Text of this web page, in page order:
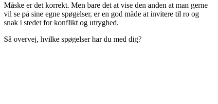
Måske er det korrekt. Men bare det at vise den anden at man gerne
vil se på sine egne spøgelser, er en god måde at invitere til ro og
snak i stedet for konflikt og utryghed.
Så overvej, hvilke spøgelser har du med dig?